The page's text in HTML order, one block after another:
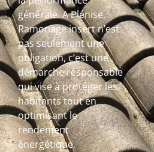
générale. A Plénise,
Ramonage insert n’est
pas seulement une
obligation, c’est une
démarche responsable
qui vise à protéger les
habitants tout en
optimisant le
rendement
énergétique.